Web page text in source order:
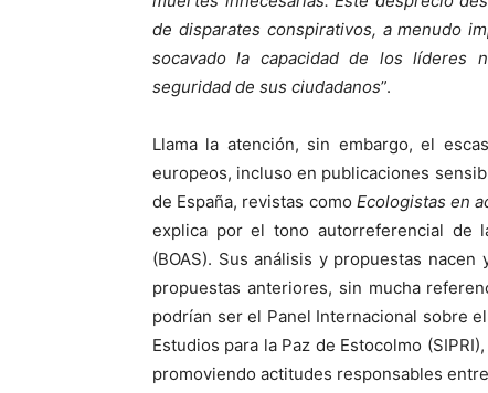
de disparates conspirativos, a menudo
socavado la capacidad de los líderes
seguridad de sus ciudadanos”.
Llama la atención, sin embargo, el
europeos, incluso en publicaciones
de España, revistas como Ecologistas en
explica por el tono autorreferencial de
(BOAS). Sus análisis y propuestas
propuestas anteriores, sin mucha
podrían ser el Panel Internacional sobre
Estudios para la Paz de Estocolmo
promoviendo actitudes responsables